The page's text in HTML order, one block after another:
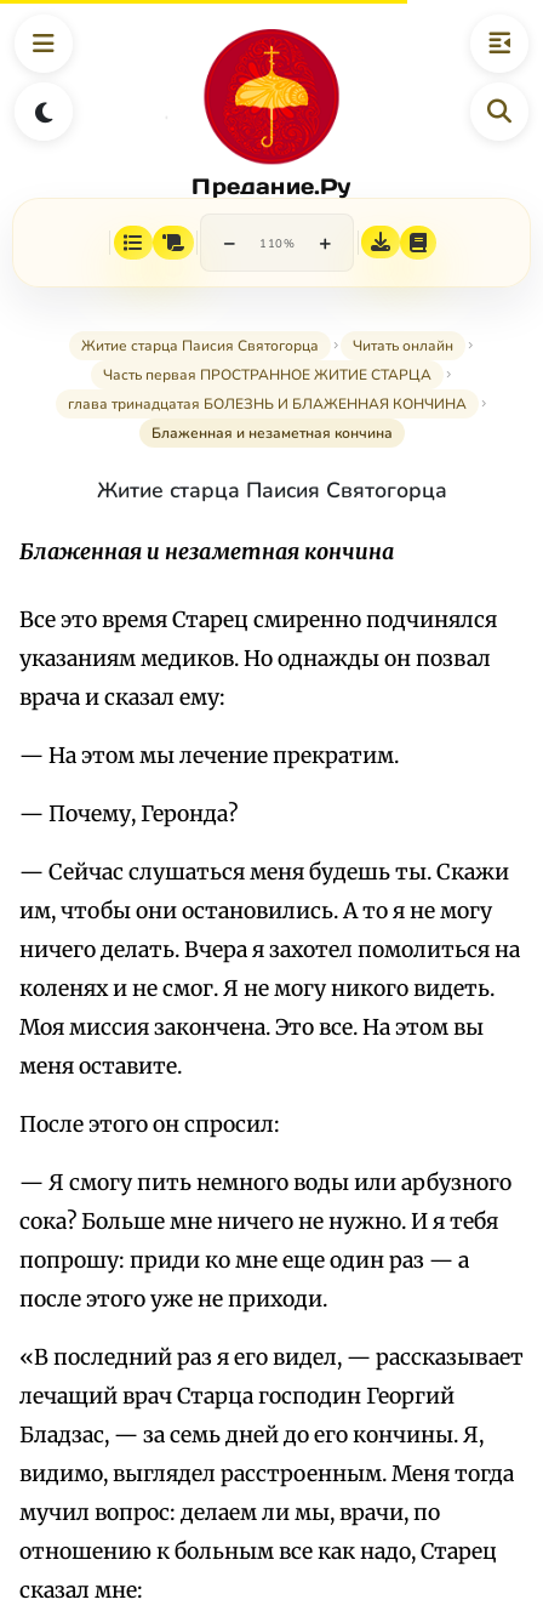
Предание.Ру
− 110% +
Житие старца Паисия Святогорца
Читать онлайн
Часть первая ПРОСТРАННОЕ ЖИТИЕ СТАРЦА
глава тринадцатая БОЛЕЗНЬ И БЛАЖЕННАЯ КОНЧИНА
Блаженная и незаметная кончина
Житие старца Паисия Святогорца
Блаженная и незаметная кончина
Все это время Старец смиренно подчинялся
указаниям медиков. Но однажды он позвал
врача и сказал ему:
— На этом мы лечение прекратим.
— Почему, Геронда?
— Сейчас слушаться меня будешь ты. Скажи
им, чтобы они остановились. А то я не могу
ничего делать. Вчера я захотел помолиться на
коленях и не смог. Я не могу никого видеть.
Моя миссия закончена. Это все. На этом вы
меня оставите.
После этого он спросил:
— Я смогу пить немного воды или арбузного
сока? Больше мне ничего не нужно. И я тебя
попрошу: приди ко мне еще один раз — а
после этого уже не приходи.
«В последний раз я его видел, — рассказывает
лечащий врач Старца господин Георгий
Бладзас, — за семь дней до его кончины. Я,
видимо, выглядел расстроенным. Меня тогда
мучил вопрос: делаем ли мы, врачи, по
отношению к больным все как надо, Старец
сказал мне: